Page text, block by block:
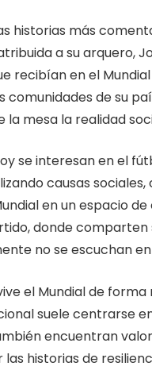
historias más
a su arquero,
recibían en el
de su
mesa la realidad
se interesan en el
causas sociales,
en un espacio
donde comparten
no se escuchan
el Mundial de forma
suele centrarse
encuentran
historias de